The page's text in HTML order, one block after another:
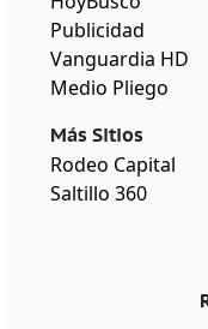
Publicidad
Vanguardia HD
Medio Pliego
Más Sitios
Rodeo Capital
Saltillo 360